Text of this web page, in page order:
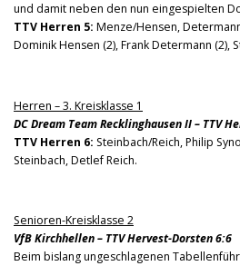
und damit neben den nun eingespielten
TTV Herren 5: Menze/Hensen,
Dominik Hensen (2), Frank Determann (2),
Herren – 3. Kreisklasse 1
DC Dream Team Recklinghausen II – TTV
TTV Herren 6: Steinbach/Reich, Philip
Steinbach, Detlef Reich.
Senioren-Kreisklasse 2
VfB Kirchhellen – TTV Hervest-Dorsten 6:6
Beim bislang ungeschlagenen